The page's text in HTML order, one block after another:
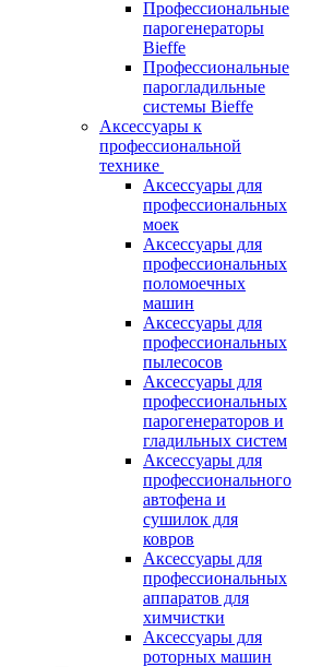
Профессиональные
парогенераторы
Bieffe
Профессиональные
парогладильные
системы Bieffe
Аксессуары к
профессиональной
технике
Аксессуары для
профессиональных
моек
Аксессуары для
профессиональных
поломоечных
машин
Аксессуары для
профессиональных
пылесосов
Аксессуары для
профессиональных
парогенераторов и
гладильных систем
Аксессуары для
профессионального
автофена и
сушилок для
ковров
Аксессуары для
профессиональных
аппаратов для
химчистки
Аксессуары для
роторных машин